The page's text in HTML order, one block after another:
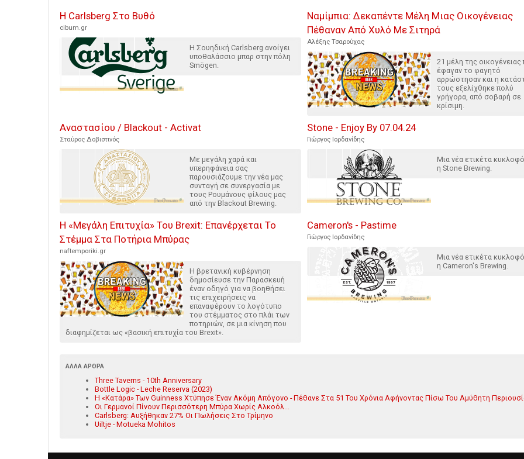
Η Carlsberg Στο Βυθό
cibum.gr
H Σουηδική Carlsberg ανοίγει
υποθαλάσσιο μπαρ στην πόλη
Smögen.
Ναμίμπια: Δεκαπέντε Μέλη Μιας Οικογένειας
Πέθαναν Από Χυλό Με Σιτηρά
Αλέξης Τσαρούχας
21 μέλη της οικογένειας
έφαγαν το φαγητό
αρρώστησαν και η
τους εξελίχθηκε πολύ
γρήγορα, από σοβαρή σε
κρίσιμη.
Αναστασίου / Blackout - Activat
Σταύρος Δοβιστινός
Με μεγάλη χαρά και
υπερηφάνεια σας
παρουσιάζουμε την νέα μας
συνταγή σε συνεργασία με
τους Ρουμάνους φίλους μας
από την Blackout Brewing.
Stone - Enjoy By 07.04.24
Γιώργος Ιορδανίδης
Μια νέα ετικέτα
η Stone Brewing.
Η «Μεγάλη Επιτυχία» Του Brexit: Επανέρχεται Το
Στέμμα Στα Ποτήρια Μπύρας
naftemporiki.gr
Η βρετανική κυβέρνηση
δημοσίευσε την Παρασκευή
έναν οδηγό για να βοηθήσει
τις επιχειρήσεις να
επαναφέρουν το λογότυπο
του στέμματος στο πλάι των
ποτηριών, σε μια κίνηση που
διαφημίζεται ως «βασική επιτυχία του Brexit».
Cameron's - Pastime
Γιώργος Ιορδανίδης
Μια νέα ετικέτα
η Cameron's Brewing.
ΆΛΛΑ ΆΡΘΡΑ
Three Taverns - 10th Anniversary
Bottle Logic - Leche Reserva (2023)
Η «Κατάρα» Των Guinness Χτύπησε Έναν Ακόμη Απόγονο - Πέθανε Στα 51 Του Χρόνια Αφήνοντας Πίσω Του Αμύθητη
Οι Γερμανοί Πίνουν Περισσότερη Μπύρα Χωρίς Αλκοόλ...
Carlsberg: Αυξήθηκαν 27% Οι Πωλήσεις Στο Τρίμηνο
Uiltje - Motueka Mohitos